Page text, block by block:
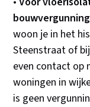
woon je in het
Steenstraat of
even contact op
woningen in
is geen